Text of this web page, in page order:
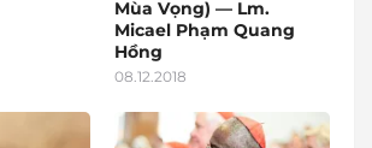
Mùa Vọng) — Lm.
Micael Phạm Quang
Hồng
08.12.2018